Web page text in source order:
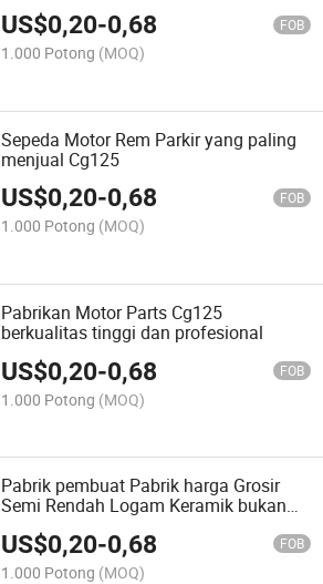
US$0,20-0,68 FOB
1.000 Potong (MOQ)
Sepeda Motor Rem Parkir yang paling
menjual Cg125
US$0,20-0,68 FOB
1.000 Potong (MOQ)
Pabrikan Motor Parts Cg125
berkualitas tinggi dan profesional
US$0,20-0,68 FOB
1.000 Potong (MOQ)
Pabrik pembuat Pabrik harga Grosir
Semi Rendah Logam Keramik bukan
Asbestos Shoe Rem suku Cadang
US$0,20-0,68 FOB
1.000 Potong (MOQ)